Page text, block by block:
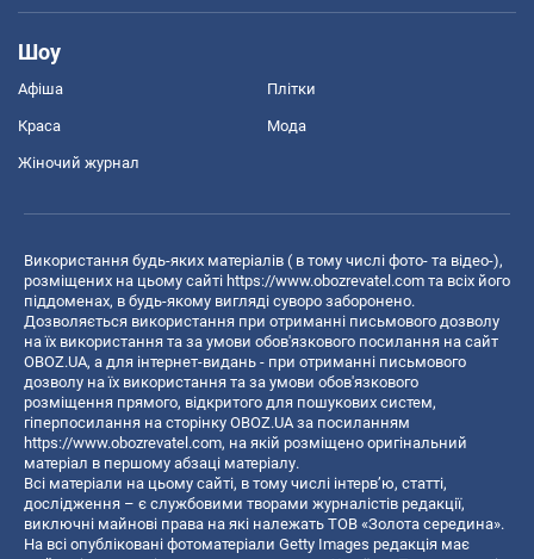
Шоу
Афіша Плітки
Краса Мода
Жіночий журнал
Використання будь-яких матеріалів ( в тому числі фото- та відео-),
розміщених на цьому сайті https://www.obozrevatel.com та всіх його
піддоменах, в будь-якому вигляді суворо заборонено.
Дозволяється використання при отриманні письмового дозволу
на їх використання та за умови обов'язкового посилання на сайт
OBOZ.UA, а для інтернет-видань - при отриманні письмового
дозволу на їх використання та за умови обов'язкового
розміщення прямого, відкритого для пошукових систем,
гіперпосилання на сторінку OBOZ.UA за посиланням
https://www.obozrevatel.com, на якій розміщено оригінальний
матеріал в першому абзаці матеріалу.
Всі матеріали на цьому сайті, в тому числі інтерв’ю, статті,
дослідження – є службовими творами журналістів редакції,
виключні майнові права на які належать ТОВ «Золота середина».
На всі опубліковані фотоматеріали Getty Images редакція має